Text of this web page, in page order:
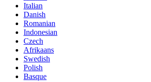
Italian
Danish
Romanian
Indonesian
Czech
Afrikaans
Swedish
Polish
Basque